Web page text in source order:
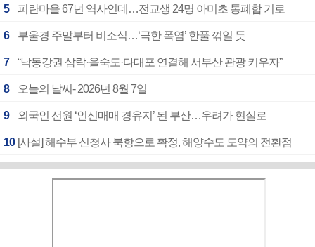
5 피란마을 67년 역사인데…전교생 24명 아미초 통폐합 기로
6 부울경 주말부터 비소식…‘극한 폭염’ 한풀 꺾일 듯
7 “낙동강권 삼락·을숙도·다대포 연결해 서부산 관광 키우자”
8 오늘의 날씨- 2026년 8월 7일
9 외국인 선원 ‘인신매매 경유지’ 된 부산…우려가 현실로
10 [사설] 해수부 신청사 북항으로 확정, 해양수도 도약의 전환점